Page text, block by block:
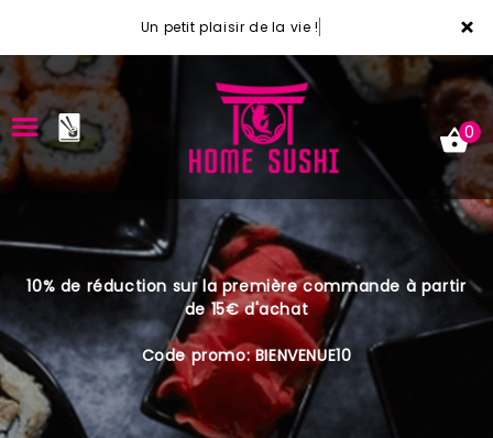
×
Un petit plaisir de la vie !
ACCUEIL
VOTRE COMPTE
NOTRE RESTAURANT
0
10% de réduction sur la première commande à partir
de 15€ d'achat
Code promo: BIENVENUE10